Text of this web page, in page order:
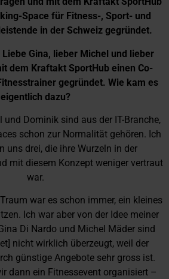
Space für Fitness-, Sport- und
in der Schweiz gegründet.
Liebe Gina, lieber Michel und lieber
dem Kraftakt SportHub einen Co-
gegründet. Wie kam es
eigentlich dazu?
und Dominik sind aus der IT-Branche,
schon zur Normalität gehören. Ich
uns drei, die ihre Wurzeln in der
mit diesem Konzept weniger vertraut
war.
war es schon immer, ein kleines
Ich war aber von der Idee meiner
Di Nardo und Michel Mäder sind
nicht wirklich überzeugt, weil der
günstige Angebote sehr gross ist.
dann ein Fitnessevent organisiert –